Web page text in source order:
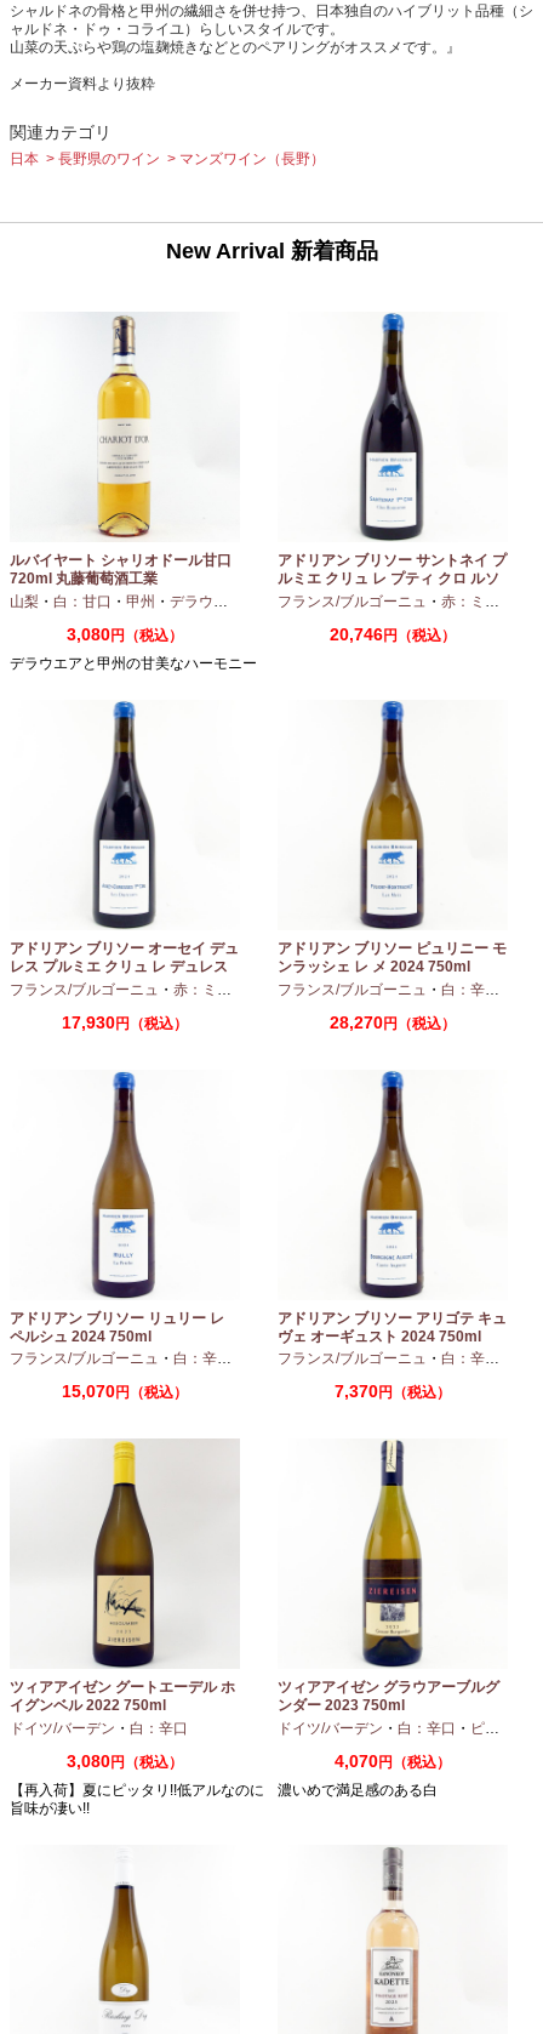
シャルドネの骨格と甲州の繊細さを併せ持つ、日本独自のハイブリット品種（シ
ャルドネ・ドゥ・コライユ）らしいスタイルです。
山菜の天ぷらや鶏の塩麹焼きなどとのペアリングがオススメです。』
メーカー資料より抜粋
関連カテゴリ
日本 長野県のワイン マンズワイン（長野）
New Arrival 新着商品
ルバイヤート シャリオドール甘口
720ml 丸藤葡萄酒工業
山梨 ・ 白：甘口 ・ 甲州 ・ デラウエア
3,080円（税込）
デラウエアと甲州の甘美なハーモニー
アドリアン ブリソー サントネイ プ
ルミエ クリュ レ プティ クロ ルソ
ー 2024 750ml
フランス/ブルゴーニュ ・ 赤：ミディアムボディ
20,746円（税込）
アドリアン ブリソー オーセイ デュ
レス プルミエ クリュ レ デュレス
2024 750ml
フランス/ブルゴーニュ ・ 赤：ミディアムボディ ・ピノノワール
17,930円（税込）
アドリアン ブリソー ピュリニー モ
ンラッシェ レ メ 2024 750ml
フランス/ブルゴーニュ ・ 白：辛口
28,270円（税込）
アドリアン ブリソー リュリー レ
ペルシュ 2024 750ml
フランス/ブルゴーニュ ・ 白：辛口 シャルドネ
15,070円（税込）
アドリアン ブリソー アリゴテ キュ
ヴェ オーギュスト 2024 750ml
フランス/ブルゴーニュ ・ 白：辛口
7,370円（税込）
ツィアアイゼン グートエーデル ホ
イグンベル 2022 750ml
ドイツ/バーデン ・ 白：辛口
3,080円（税込）
【再入荷】夏にピッタリ!!低アルなのに
旨味が凄い!!
ツィアアイゼン グラウアーブルグ
ンダー 2023 750ml
ドイツ/バーデン ・ 白：辛口 ・ ピノグリ
4,070円（税込）
濃いめで満足感のある白